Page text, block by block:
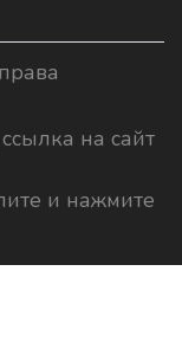
на сайт
и нажмите